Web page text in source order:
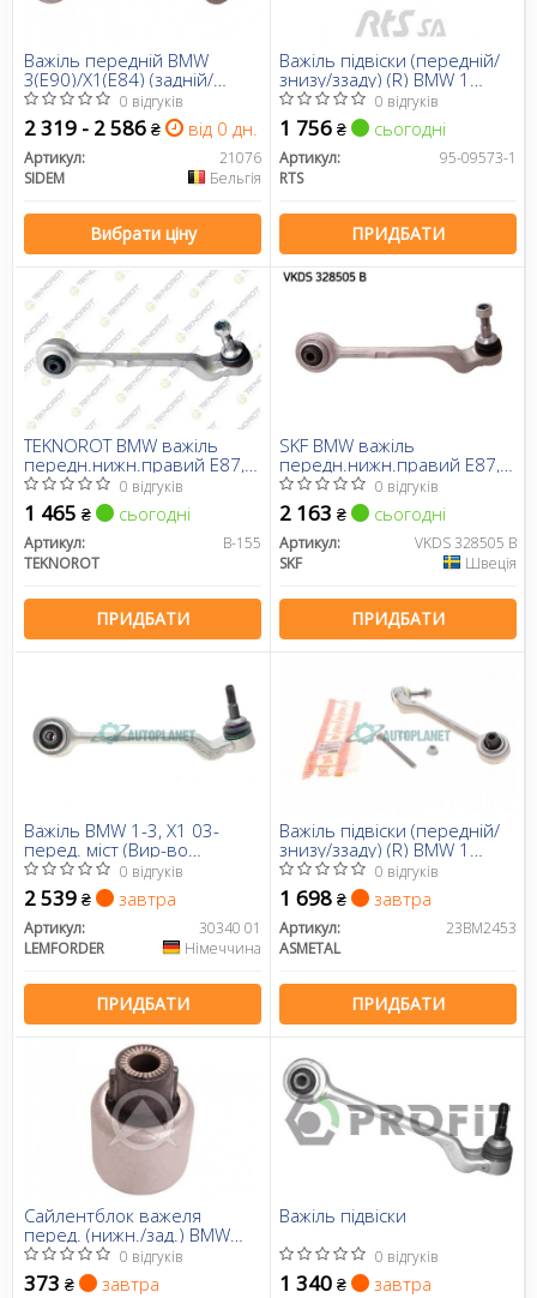
Важіль передній BMW
3(E90)/X1(E84) (задній/
правий)
0 відгуків
2 319 - 2 586 ₴ від 0 дн.
Артикул:
21076
SIDEM
Бельгія
Вибрати ціну
Важіль підвіски (передній/
знизу/ззаду) (R) BMW 1
(E81/E82/E87/E88)/3 (E90-
E93) 04-13/X1 (E84) 09-15
0 відгуків
1 756 ₴ сьогодні
Артикул:
95-09573-1
RTS
ПРИДБАТИ
TEKNOROT BMW важіль
передн.нижн.правий E87,3
E90 04-
0 відгуків
1 465 ₴ сьогодні
Артикул:
B-155
TEKNOROT
ПРИДБАТИ
SKF BMW важіль
передн.нижн.правий E87,3
E90 04-
0 відгуків
2 163 ₴ сьогодні
Артикул:
VKDS 328505 B
SKF
Швеція
ПРИДБАТИ
Важіль BMW 1-3, X1 03-
перед. міст (Вир-во
LEMFORDER)0 відгуків
2 539 ₴ завтра
Артикул:
30340 01
LEMFORDER
Німеччина
ПРИДБАТИ
Важіль підвіски (передній/
знизу/ззаду) (R) BMW 1
(E81/E82/E87/E88)/3 (E90-
E93) 04-13/X1 (E84) 09-15
0 відгуків
1 698 ₴ завтра
Артикул:
23BM2453
ASMETAL
ПРИДБАТИ
Сайлентблок важеля
перед. (нижн./зад.) BMW
1/3/X1 03-150 відгуків
373 ₴ завтра
Важіль підвіски
0 відгуків
1 340 ₴ завтра